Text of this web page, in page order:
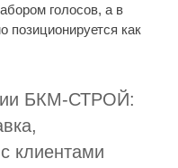
голосов, а в
позиционируется как
БКМ-СТРОЙ:
клиентами